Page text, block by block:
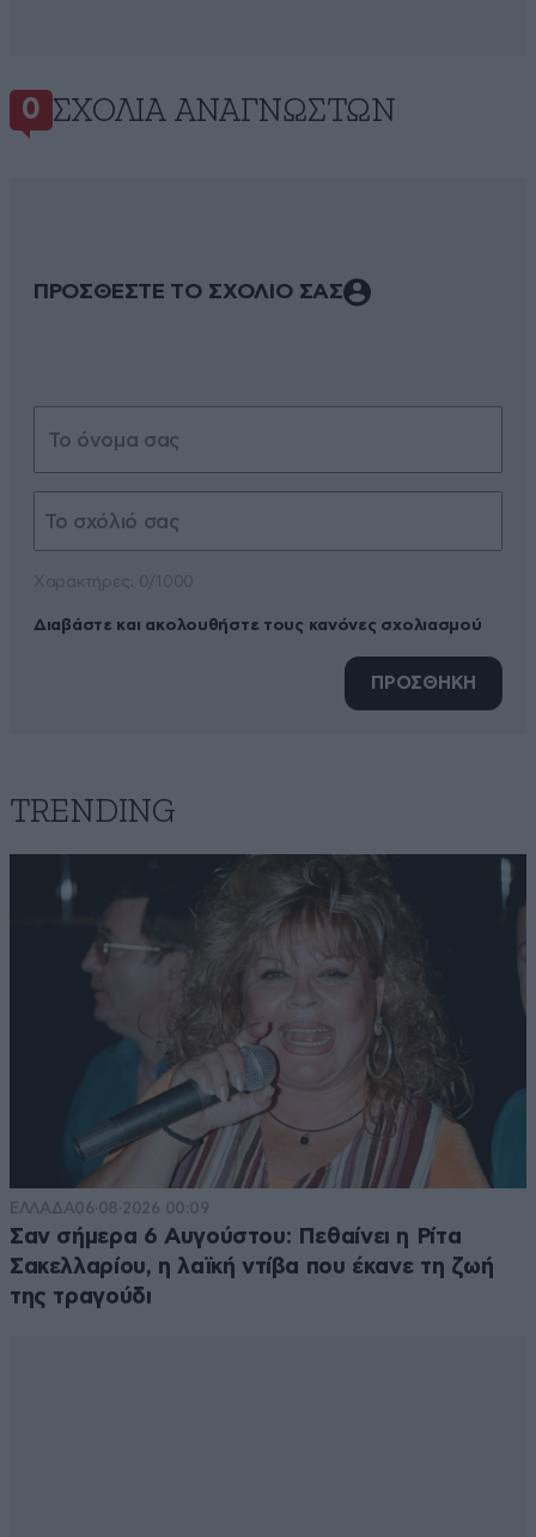
0 ΣΧΌΛΙΑ ΑΝΑΓΝΩΣΤΏΝ
ΠΡΟΣΘΕΣΤΕ ΤΟ ΣΧΟΛΙΟ ΣΑΣ
Διαβάστε και ακολουθήστε τους κανόνες σχολιασμού
ΠΡΟΣΘΗΚΗ
TRENDING
ΕΛΛΑΔΑ06·08·2026 00:09
Σαν σήμερα 6 Αυγούστου: Πεθαίνει η Ρίτα
Σακελλαρίου, η λαϊκή ντίβα που έκανε τη ζωή
της τραγούδι